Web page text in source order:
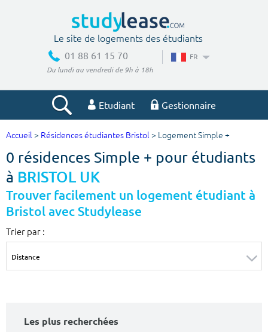
Le site de logements des étudiants
01 88 61 15 70
Du lundi au vendredi de 9h à 18h
FR
Etudiant Gestionnaire
Votre recherche
Ville, école
Accueil > Résidences étudiantes Bristol > Logement Simple +
0 résidences Simple + pour étudiants
à BRISTOL UK
Trouver facilement un logement étudiant à
Bristol avec Studylease
Trier par :
Les plus recherchées